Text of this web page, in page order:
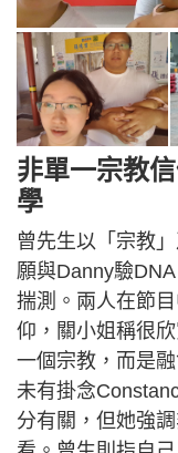
非單一宗教
學
曾先生以「宗教
願與Danny驗
揣測。兩人在節
仰，關小姐稱很
一個宗教，而是
未有掛念
分有關，但她強